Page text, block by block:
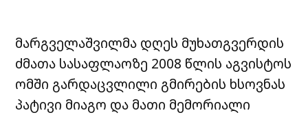
მარგველაშვილმა დღეს მუხათგვერდის
ძმათა სასაფლაოზე 2008 წლის აგვისტოს
ომში გარდაცვლილი გმირების ხსოვნას
პატივი მიაგო და მათი მემორიალი